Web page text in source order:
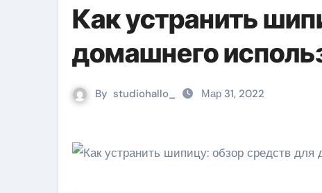
Как устранить
домашнего
By studiohallo_ Мар 31, 2022